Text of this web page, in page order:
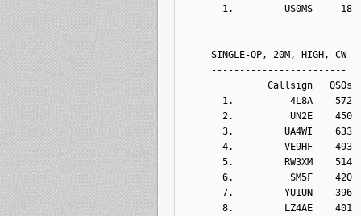
1.         US0MS     18
SINGLE-OP, 20M, HIGH, CW
------------------------
Callsign   QSOs  Points
1.          4L8A    572
2.          UN2E    450
3.         UA4WI    633
4.         VE9HF    493
5.         RW3XM    514
6.          SM5F    420
7.         YU1UN    396
8.         LZ4AE    401